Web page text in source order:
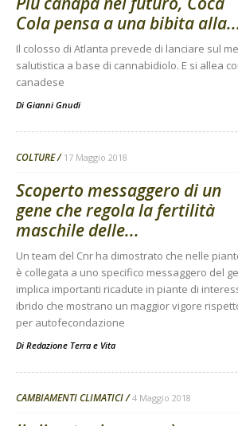
Cola pensa a una bibita
Il colosso di Atlanta prevede di lanciare sul
salutistica a base di cannabidiolo. E si allea
canadese
Di Gianni Gnudi
COLTURE 17 Maggio 2018
Scoperto messaggero di un
gene che regola la fertilità
maschile delle...
Un team del Cnr ha dimostrato che nelle
è collegata a uno specifico messaggero del
implica importanti ricadute in piante di
ibrido che mostrano un maggior vigore
per autofecondazione
Di Redazione Terra e Vita
CAMBIAMENTI CLIMATICI 4 Maggio 2018